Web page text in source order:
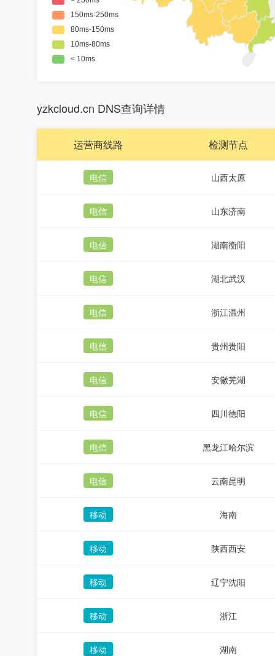
yzkcloud.cn DNS查询详情
运营商线路 检测节点
电信 山西太原
电信 山东济南
电信 湖南衡阳
电信 湖北武汉
电信 浙江温州
电信 贵州贵阳
电信 安徽芜湖
电信 四川德阳
电信 黑龙江哈尔滨
电信 云南昆明
移动 海南
移动 陕西西安
移动 辽宁沈阳
移动 浙江
移动 湖南